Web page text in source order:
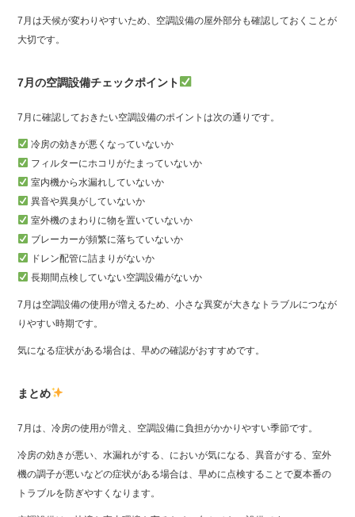
7月は天候が変わりやすいため、空調設備の屋外部分も確認しておくことが
大切です。
7月の空調設備チェックポイント
7月に確認しておきたい空調設備のポイントは次の通りです。
冷房の効きが悪くなっていないか
フィルターにホコリがたまっていないか
室内機から水漏れしていないか
異音や異臭がしていないか
室外機のまわりに物を置いていないか
ブレーカーが頻繁に落ちていないか
ドレン配管に詰まりがないか
長期間点検していない空調設備がないか
7月は空調設備の使用が増えるため、小さな異変が大きなトラブルにつなが
りやすい時期です。
気になる症状がある場合は、早めの確認がおすすめです。
まとめ
7月は、冷房の使用が増え、空調設備に負担がかかりやすい季節です。
冷房の効きが悪い、水漏れがする、においが気になる、異音がする、室外
機の調子が悪いなどの症状がある場合は、早めに点検することで夏本番の
トラブルを防ぎやすくなります。